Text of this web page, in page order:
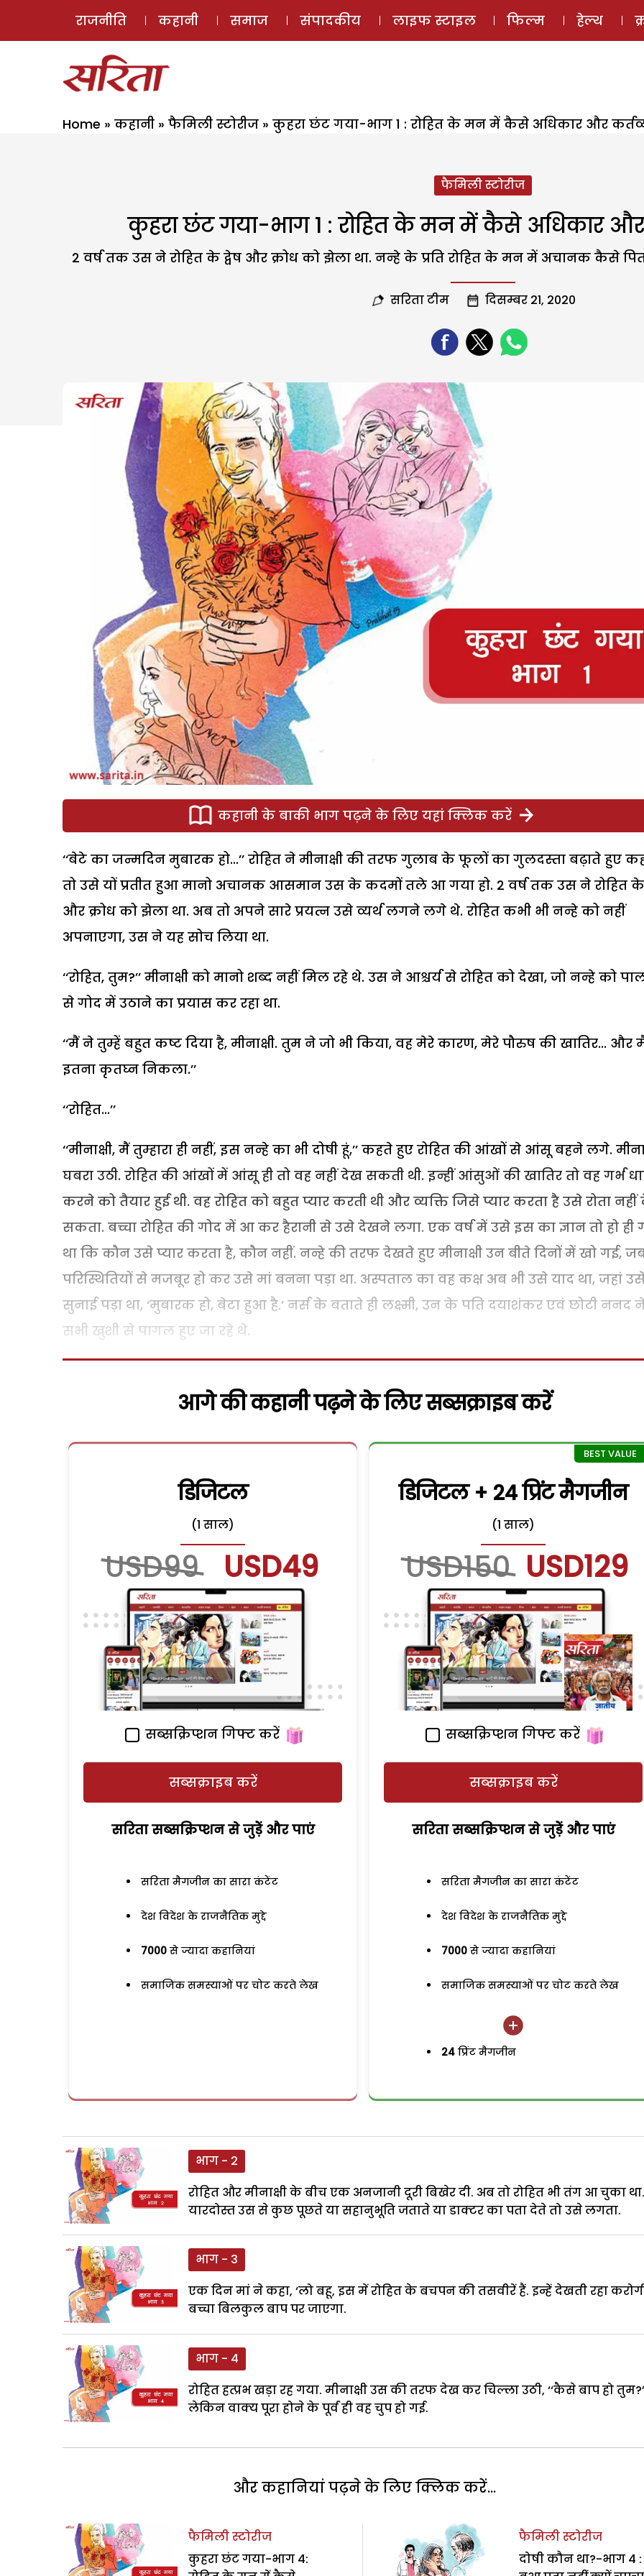
ई-मैगज़ीन
राजनीति कहानी समाज संपादकीय लाइफ स्टाइल फिल्म हेल्थ
Home » कहानी » फैमिली स्टोरीज » कुहरा छंट गया-भाग 1 : रोहित के मन में कैसे अधिकार और
फैमिली स्टोरीज
कुहरा छंट गया-भाग 1 : रोहित के मन में कैसे अधिकार
2 वर्ष तक उस ने रोहित के द्वेष और क्रोध को झेला था. नन्हे के प्रति रोहित के मन में अचानक कैसे
सरिता टीम दिसम्बर 21, 2020
कहानी के बाकी भाग पढ़ने के लिए यहां क्लिक करें
‘‘बेटे का जन्मदिन मुबारक हो...’’ रोहित ने मीनाक्षी की तरफ गुलाब के फूलों का गुलदस्ता बढ़ाते हुए
तो उसे यों प्रतीत हुआ मानो अचानक आसमान उस के कदमों तले आ गया हो. 2 वर्ष तक उस ने रोहित के
और क्रोध को झेला था. अब तो अपने सारे प्रयत्न उसे व्यर्थ लगने लगे थे. रोहित कभी भी नन्हे को नहीं
अपनाएगा, उस ने यह सोच लिया था.
‘‘रोहित, तुम?’’ मीनाक्षी को मानो शब्द नहीं मिल रहे थे. उस ने आश्चर्य से रोहित को देखा, जो नन्हे को
से गोद में उठाने का प्रयास कर रहा था.
‘‘मैं ने तुम्हें बहुत कष्ट दिया है, मीनाक्षी. तुम ने जो भी किया, वह मेरे कारण, मेरे पौरुष की खातिर... और
इतना कृतघ्न निकला.’’
‘‘रोहित...’’
‘‘मीनाक्षी, मैं तुम्हारा ही नहीं, इस नन्हे का भी दोषी हूं,’’ कहते हुए रोहित की आंखों से आंसू बहने लगे.
घबरा उठी. रोहित की आंखों में आंसू ही तो वह नहीं देख सकती थी. इन्हीं आंसुओं की खातिर तो वह गर्भ
करने को तैयार हुई थी. वह रोहित को बहुत प्यार करती थी और व्यक्ति जिसे प्यार करता है उसे रोता
सकता. बच्चा रोहित की गोद में आ कर हैरानी से उसे देखने लगा. एक वर्ष में उसे इस का ज्ञान तो हो ही
था कि कौन उसे प्यार करता है, कौन नहीं. नन्हे की तरफ देखते हुए मीनाक्षी उन बीते दिनों में खो गई,
परिस्थितियों से मजबूर हो कर उसे मां बनना पड़ा था. अस्पताल का वह कक्ष अब भी उसे याद था, जहां
सुनाई पड़ा था, ‘मुबारक हो, बेटा हुआ है.’ नर्स के बताते ही लक्ष्मी, उन के पति दयाशंकर एवं छोटी ननद
सभी खुशी से पागल हुए जा रहे थे.
आगे की कहानी पढ़ने के लिए सब्सक्राइब करें
डिजिटल
(1 साल)
USD99 USD49
सब्सक्रिप्शन गिफ्ट करें
सब्सक्राइब करें
सरिता सब्सक्रिप्शन से जुड़ेें और पाएं
सरिता मैगजीन का सारा कंटेंट
देश विदेश के राजनैतिक मुद्दे
7000 से ज्यादा कहानियां
समाजिक समस्याओं पर चोट करते लेख
डिजिटल + 24 प्रिंट मैगजीन
(1 साल)
USD150 USD129
सब्सक्रिप्शन गिफ्ट करें
सब्सक्राइब करें
सरिता सब्सक्रिप्शन से जुड़ेें और पाएं
सरिता मैगजीन का सारा कंटेंट
देश विदेश के राजनैतिक मुद्दे
7000 से ज्यादा कहानियां
समाजिक समस्याओं पर चोट करते लेख
24 प्रिंट मैगजीन
भाग - 2
रोहित और मीनाक्षी के बीच एक अनजानी दूरी बिखेर दी. अब तो रोहित भी तंग आ चुका था.
यारदोस्त उस से कुछ पूछते या सहानुभूति जताते या डाक्टर का पता देते तो उसे लगता.
भाग - 3
एक दिन मां ने कहा, ‘लो बहू, इस में रोहित के बचपन की तसवीरें हैं. इन्हें देखती रहा
बच्चा बिलकुल बाप पर जाएगा.
भाग - 4
रोहित हत्प्रभ खड़ा रह गया. मीनाक्षी उस की तरफ देख कर चिल्ला उठी, ‘‘कैसे बाप हो
लेकिन वाक्य पूरा होने के पूर्व ही वह चुप हो गई.
और कहानियां पढ़ने के लिए क्लिक करें...
फैमिली स्टोरीज
कुहरा छंट गया-भाग 4:
फैमिली स्टोरीज
दोषी कौन था?-भाग 4 :